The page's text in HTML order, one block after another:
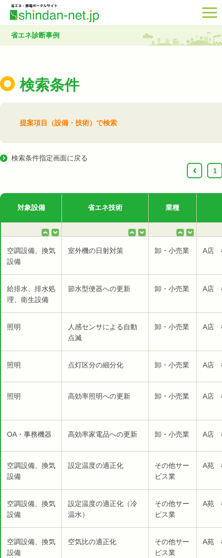
省エネ診断事例
検索条件
提案項目（設備・技術）で検索
検索条件指定画面に戻る
‹
1
対象設備 省エネ技術 業種
空調設備、換気
設備
室外機の日射対策 卸・小売業 A店
給排水、排水処
理、衛生設備
節水型便器への更新 卸・小売業 A店
照明
人感センサによる自動
点滅
卸・小売業 A店
照明 点灯区分の細分化 卸・小売業 A店
照明 高効率照明への更新 卸・小売業 A店
OA・事務機器 高効率家電品への更新 卸・小売業 A店
空調設備、換気
設備
設定温度の適正化
その他サー
ビス業
A苑
空調設備、換気
設備
設定温度の適正化（冷
温水）
その他サー
ビス業
A苑
空調設備、換気
設備
空気比の適正化
その他サー
ビス業
A苑